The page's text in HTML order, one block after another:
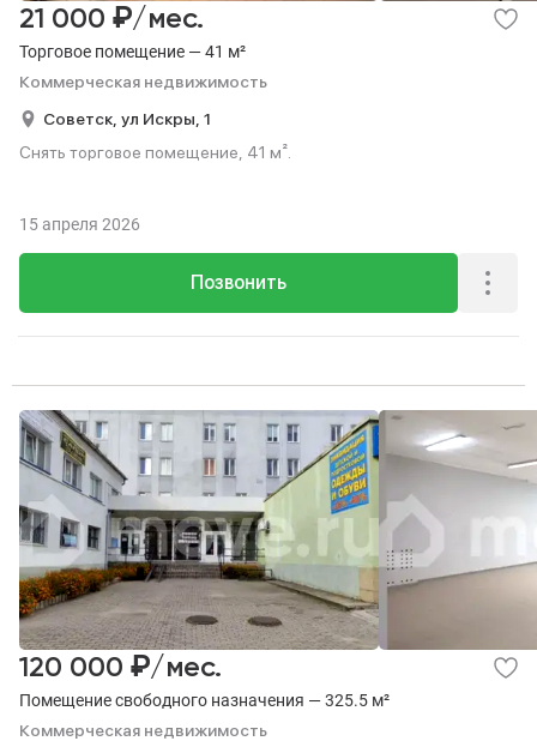
Торговое помещение — 41 м²
Коммерческая недвижимость
21 000 ₽/мес.
Советск, ул Искры, 1
Снять торговое помещение, 41 м².
Позвонить
15 апреля 2026
Помещение свободного назначения — 325.5 м²
Коммерческая недвижимость
120 000 ₽/мес.